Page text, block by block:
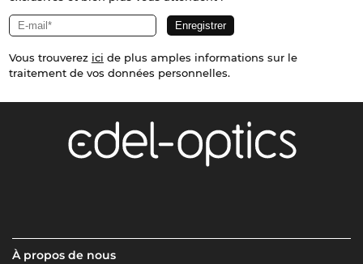
Vous trouverez ici de plus amples informations sur le
traitement de vos données personnelles.
À propos de nous